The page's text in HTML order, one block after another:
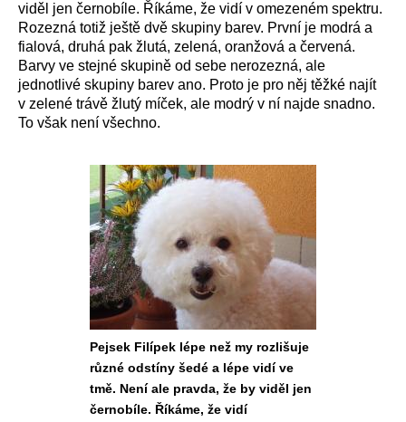
viděl jen černobíle. Říkáme, že vidí v omezeném spektru.
Rozezná totiž ještě dvě skupiny barev. První je modrá a
fialová, druhá pak žlutá, zelená, oranžová a červená.
Barvy ve stejné skupině od sebe nerozezná, ale
jednotlivé skupiny barev ano. Proto je pro něj těžké najít
v zelené trávě žlutý míček, ale modrý v ní najde snadno.
To však není všechno.
Pejsek Filípek lépe než my rozlišuje
různé odstíny šedé a lépe vidí ve
tmě. Není ale pravda, že by viděl jen
černobíle. Říkáme, že vidí